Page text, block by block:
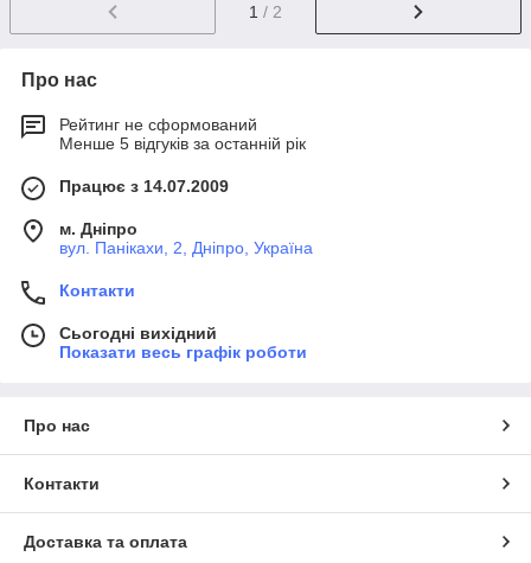
1 / 2
Про нас
Рейтинг не сформований
Менше 5 відгуків за останній рік
Працює з 14.07.2009
м. Дніпро
вул. Панікахи, 2, Дніпро, Україна
Контакти
Сьогодні вихідний
Показати весь графік роботи
Про нас
Контакти
Доставка та оплата